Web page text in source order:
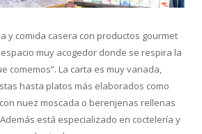
y comida casera con productos gourmet
espacio muy acogedor donde se respira la
comemos”. La carta es muy variada,
hasta platos más elaborados como
nuez moscada o berenjenas rellenas
está especializado en coctelería y